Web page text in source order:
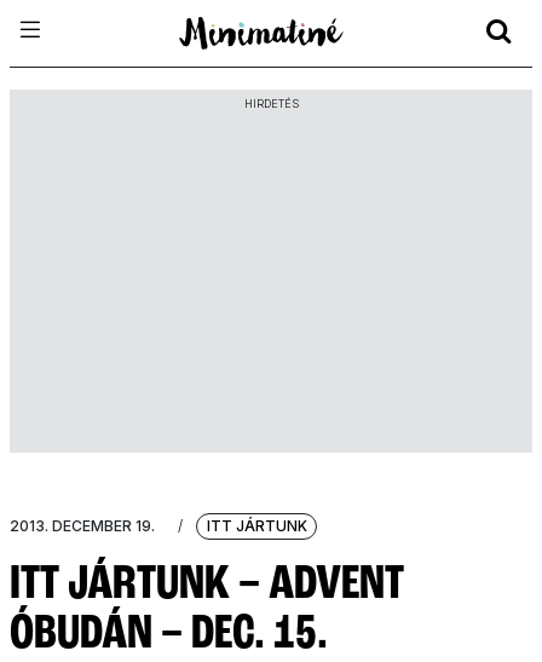
HIRDETÉS
2013. DECEMBER 19. / ITT JÁRTUNK
ITT JÁRTUNK – ADVENT
ÓBUDÁN – DEC. 15.